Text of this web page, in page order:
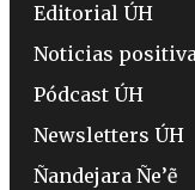
Editorial ÚH
Noticias
Pódcast ÚH
Newsletters ÚH
Ñandejara Ñe’ẽ